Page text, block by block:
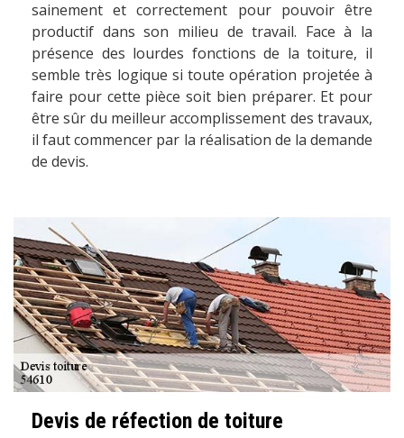
sainement et correctement pour pouvoir être
productif dans son milieu de travail. Face à la
présence des lourdes fonctions de la toiture, il
semble très logique si toute opération projetée à
faire pour cette pièce soit bien préparer. Et pour
être sûr du meilleur accomplissement des travaux,
il faut commencer par la réalisation de la demande
de devis.
Devis de réfection de toiture